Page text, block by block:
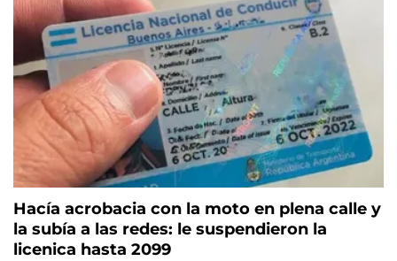
Hacía acrobacia con la moto en plena calle y
la subía a las redes: le suspendieron la
licenica hasta 2099